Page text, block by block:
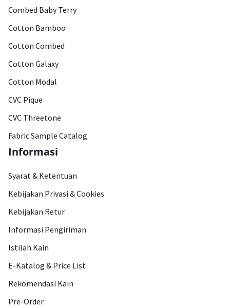
Combed Baby Terry
Cotton Bamboo
Cotton Combed
Cotton Galaxy
Cotton Modal
CVC Pique
CVC Threetone
Fabric Sample Catalog
Informasi
Syarat & Ketentuan
Kebijakan Privasi & Cookies
Kebijakan Retur
Informasi Pengiriman
Istilah Kain
E-Katalog & Price List
Rekomendasi Kain
Pre-Order